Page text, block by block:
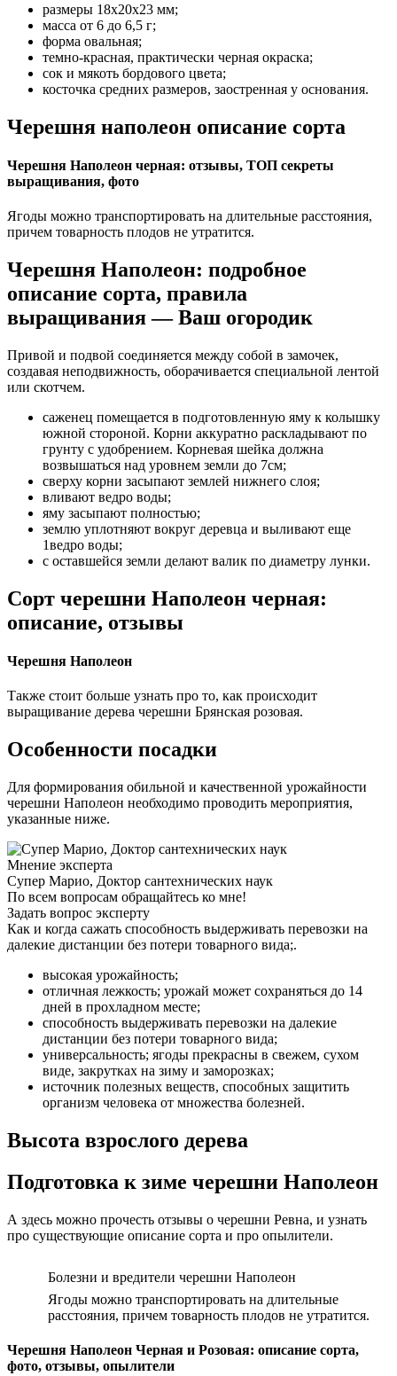
размеры 18х20х23 мм;
масса от 6 до 6,5 г;
форма овальная;
темно-красная, практически черная окраска;
сок и мякоть бордового цвета;
косточка средних размеров, заостренная у основания.
Черешня наполеон описание сорта
Черешня Наполеон черная: отзывы, ТОП секреты
выращивания, фото
Ягоды можно транспортировать на длительные расстояния,
причем товарность плодов не утратится.
Черешня Наполеон: подробное
описание сорта, правила
выращивания — Ваш огородик
Привой и подвой соединяется между собой в замочек,
создавая неподвижность, оборачивается специальной лентой
или скотчем.
саженец помещается в подготовленную яму к колышку
южной стороной. Корни аккуратно раскладывают по
грунту с удобрением. Корневая шейка должна
возвышаться над уровнем земли до 7см;
сверху корни засыпают землей нижнего слоя;
вливают ведро воды;
яму засыпают полностью;
землю уплотняют вокруг деревца и выливают еще
1ведро воды;
с оставшейся земли делают валик по диаметру лунки.
Сорт черешни Наполеон черная:
описание, отзывы
Черешня Наполеон
Также стоит больше узнать про то, как происходит
выращивание дерева черешни Брянская розовая.
Особенности посадки
Для формирования обильной и качественной урожайности
черешни Наполеон необходимо проводить мероприятия,
указанные ниже.
Мнение эксперта
Супер Марио, Доктор сантехнических наук
По всем вопросам обращайтесь ко мне!
Задать вопрос эксперту
Как и когда сажать способность выдерживать перевозки на
далекие дистанции без потери товарного вида;.
высокая урожайность;
отличная лежкость; урожай может сохраняться до 14
дней в прохладном месте;
способность выдерживать перевозки на далекие
дистанции без потери товарного вида;
универсальность; ягоды прекрасны в свежем, сухом
виде, закрутках на зиму и заморозках;
источник полезных веществ, способных защитить
организм человека от множества болезней.
Высота взрослого дерева
Подготовка к зиме черешни Наполеон
А здесь можно прочесть отзывы о черешни Ревна, и узнать
про существующие описание сорта и про опылители.
Болезни и вредители черешни Наполеон
Ягоды можно транспортировать на длительные
расстояния, причем товарность плодов не утратится.
Черешня Наполеон Черная и Розовая: описание сорта,
фото, отзывы, опылители